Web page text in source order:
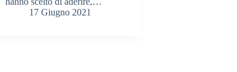
17 Giugno 2021